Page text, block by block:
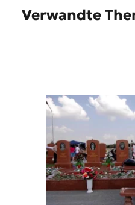
Verwandte